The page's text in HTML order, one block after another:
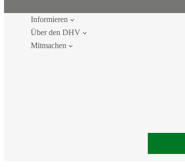
Informieren
Über den DHV
Mitmachen